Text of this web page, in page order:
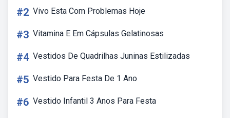
#2 Vivo Esta Com Problemas Hoje
#3 Vitamina E Em Cápsulas Gelatinosas
#4 Vestidos De Quadrilhas Juninas Estilizadas
#5 Vestido Para Festa De 1 Ano
#6 Vestido Infantil 3 Anos Para Festa